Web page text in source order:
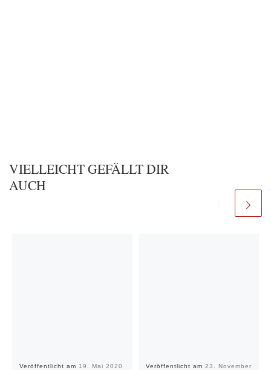
VIELLEICHT GEFÄLLT DIR
AUCH
Veröffentlicht am 19. Mai 2020 Veröffentlicht am 23. November